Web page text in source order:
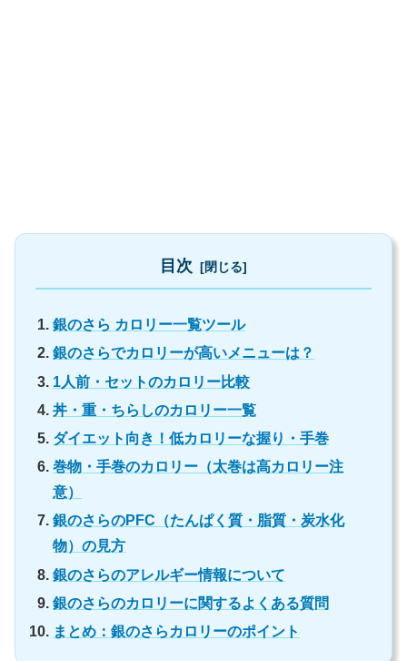
目次
銀のさら カロリー一覧ツール
銀のさらでカロリーが高いメニューは？
1人前・セットのカロリー比較
丼・重・ちらしのカロリー一覧
ダイエット向き！低カロリーな握り・手巻
巻物・手巻のカロリー（太巻は高カロリー注
意）
銀のさらのPFC（たんぱく質・脂質・炭水化
物）の見方
銀のさらのアレルギー情報について
銀のさらのカロリーに関するよくある質問
まとめ：銀のさらカロリーのポイント